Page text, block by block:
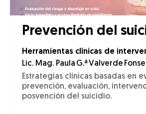
Prevención del
Herramientas clínicas de
Lic. Mag. Paula G.ª Valverde
Estrategias clínicas basadas en
prevención, evaluación,
posvención del suicidio.